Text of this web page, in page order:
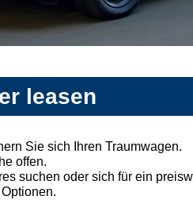
leasen
Sie sich Ihren Traumwagen.
offen.
suchen oder sich für ein